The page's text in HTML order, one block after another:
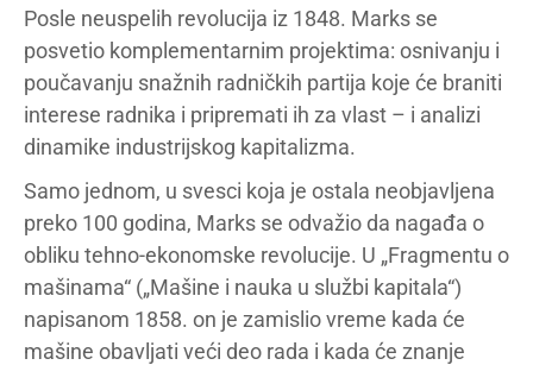
Posle neuspelih revolucija iz 1848. Marks se
posvetio komplementarnim projektima: osnivanju i
poučavanju snažnih radničkih partija koje će braniti
interese radnika i pripremati ih za vlast – i analizi
dinamike industrijskog kapitalizma.
Samo jednom, u svesci koja je ostala neobjavljena
preko 100 godina, Marks se odvažio da nagađa o
obliku tehno-ekonomske revolucije. U „Fragmentu o
mašinama“ („Mašine i nauka u službi kapitala“)
napisanom 1858. on je zamislio vreme kada će
mašine obavljati veći deo rada i kada će znanje